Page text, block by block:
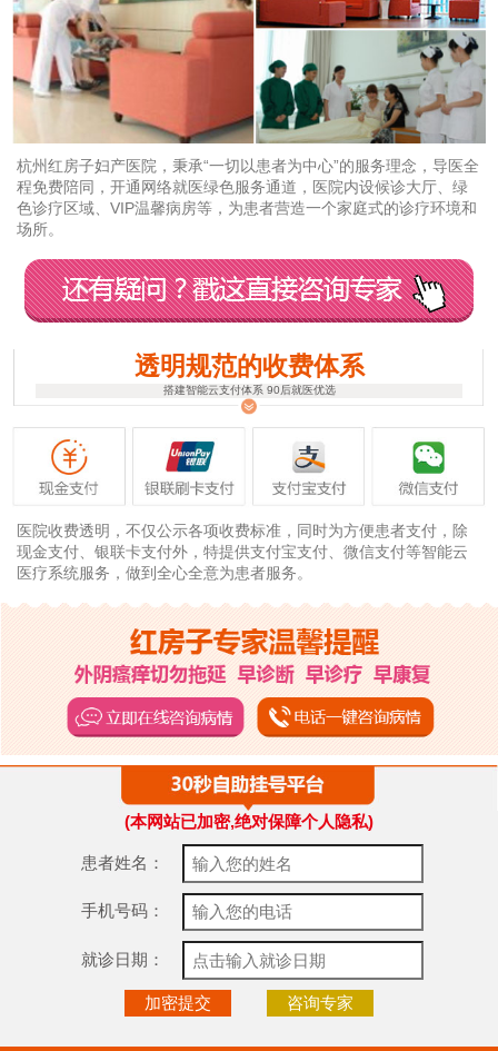
杭州红房子妇产医院，秉承“一切以患者为中心”的服务理念，导医全
程免费陪同，开通网络就医绿色服务通道，医院内设候诊大厅、绿
色诊疗区域、VIP温馨病房等，为患者营造一个家庭式的诊疗环境和
场所。
透明规范的收费体系
搭建智能云支付体系 90后就医优选
医院收费透明，不仅公示各项收费标准，同时为方便患者支付，除
现金支付、银联卡支付外，特提供支付宝支付、微信支付等智能云
医疗系统服务，做到全心全意为患者服务。
(本网站已加密,绝对保障个人隐私)
患者姓名：
手机号码：
就诊日期：
咨询专家